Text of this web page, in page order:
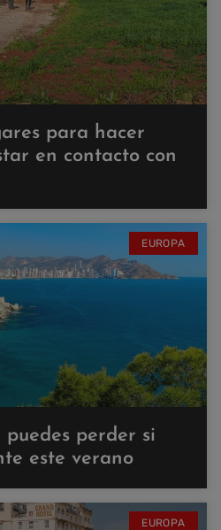
para hacer
en contacto con
EUROPA
perder si
este verano
EUROPA